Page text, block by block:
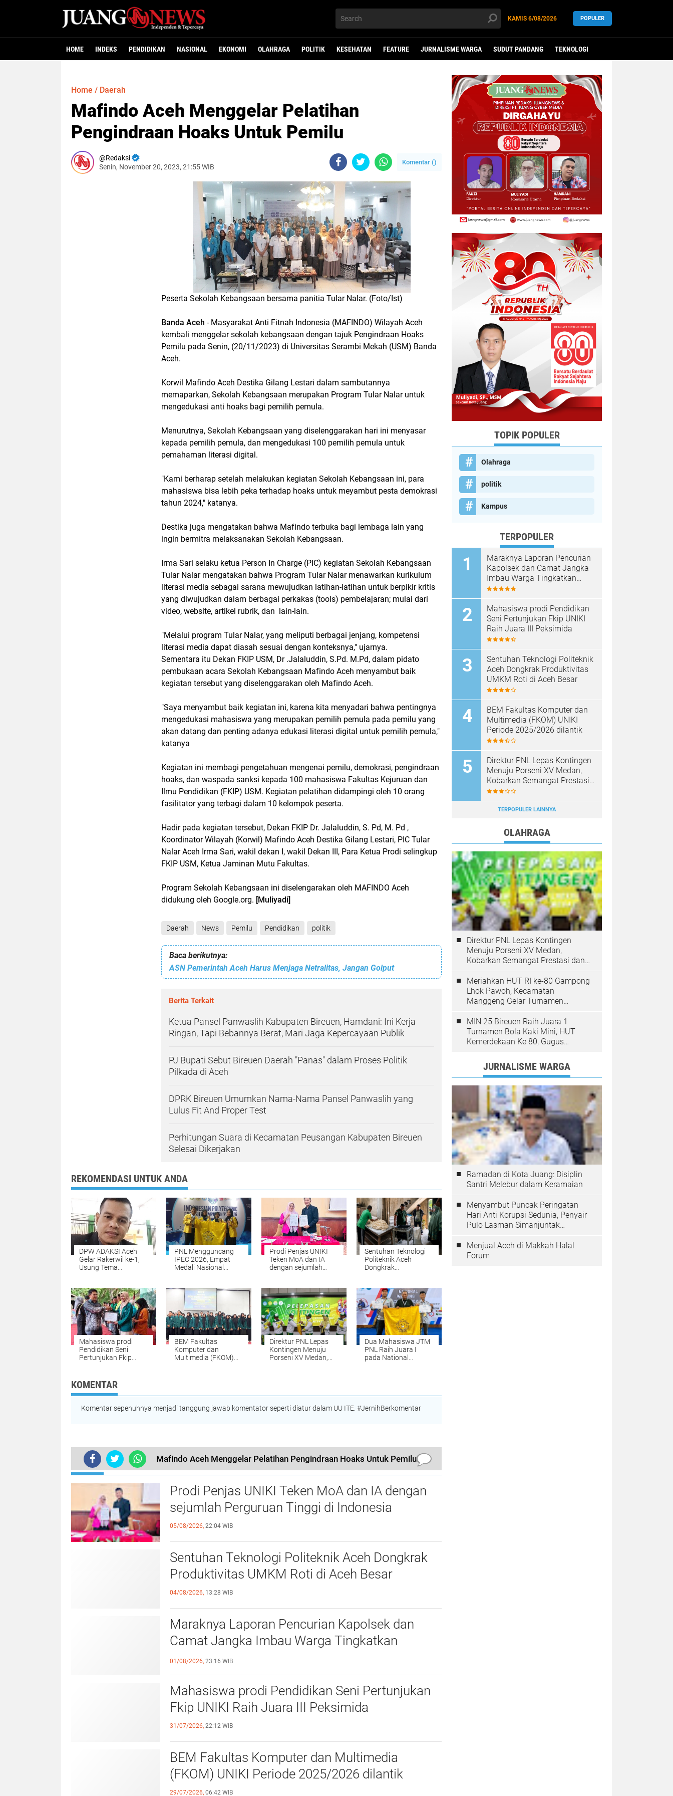
KAMIS 6/08/2026 POPULER
HOME INDEKS PENDIDIKAN NASIONAL EKONOMI OLAHRAGA POLITIK KESEHATAN FEATURE JURNALISME WARGA SUDUT PANDANG TEKNOLOGI
Home / Daerah
Mafindo Aceh Menggelar Pelatihan
Pengindraan Hoaks Untuk Pemilu
Redaksi
Senin, November 20, 2023, 21:55 WIB
Komentar ()
Peserta Sekolah Kebangsaan bersama panitia Tular Nalar. (Foto/Ist)
Banda Aceh - Masyarakat Anti Fitnah Indonesia (MAFINDO) Wilayah Aceh
kembali menggelar sekolah kebangsaan dengan tajuk Pengindraan Hoaks
Pemilu pada Senin, (20/11/2023) di Universitas Serambi Mekah (USM) Banda
Aceh.
Korwil Mafindo Aceh Destika Gilang Lestari dalam sambutannya
memaparkan, Sekolah Kebangsaan merupakan Program Tular Nalar untuk
mengedukasi anti hoaks bagi pemilih pemula.
Menurutnya, Sekolah Kebangsaan yang diselenggarakan hari ini menyasar
kepada pemilih pemula, dan mengedukasi 100 pemilih pemula untuk
pemahaman literasi digital.
"Kami berharap setelah melakukan kegiatan Sekolah Kebangsaan ini, para
mahasiswa bisa lebih peka terhadap hoaks untuk meyambut pesta demokrasi
tahun 2024," katanya.
Destika juga mengatakan bahwa Mafindo terbuka bagi lembaga lain yang
ingin bermitra melaksanakan Sekolah Kebangsaan.
Irma Sari selaku ketua Person In Charge (PIC) kegiatan Sekolah Kebangsaan
Tular Nalar mengatakan bahwa Program Tular Nalar menawarkan kurikulum
literasi media sebagai sarana mewujudkan latihan-latihan untuk berpikir kritis
yang diwujudkan dalam berbagai perkakas (tools) pembelajaran; mulai dari
video, website, artikel rubrik, dan lain-lain.
"Melalui program Tular Nalar, yang meliputi berbagai jenjang, kompetensi
literasi media dapat diasah sesuai dengan konteksnya," ujarnya.
Sementara itu Dekan FKIP USM, Dr .Jalaluddin, S.Pd. M.Pd, dalam pidato
pembukaan acara Sekolah Kebangsaan Mafindo Aceh menyambut baik
kegiatan tersebut yang diselenggarakan oleh Mafindo Aceh.
"Saya menyambut baik kegiatan ini, karena kita menyadari bahwa pentingnya
mengedukasi mahasiswa yang merupakan pemilih pemula pada pemilu yang
akan datang dan penting adanya edukasi literasi digital untuk pemilih pemula,"
katanya
Kegiatan ini membagi pengetahuan mengenai pemilu, demokrasi, pengindraan
hoaks, dan waspada sanksi kepada 100 mahasiswa Fakultas Kejuruan dan
Ilmu Pendidikan (FKIP) USM. Kegiatan pelatihan didampingi oleh 10 orang
fasilitator yang terbagi dalam 10 kelompok peserta.
Hadir pada kegiatan tersebut, Dekan FKIP Dr. Jalaluddin, S. Pd, M. Pd ,
Koordinator Wilayah (Korwil) Mafindo Aceh Destika Gilang Lestari, PIC Tular
Nalar Aceh Irma Sari, wakil dekan I, wakil Dekan III, Para Ketua Prodi selingkup
FKIP USM, Ketua Jaminan Mutu Fakultas.
Program Sekolah Kebangsaan ini diselengarakan oleh MAFINDO Aceh
didukung oleh Google.org. [Muliyadi]
Daerah News Pemilu Pendidikan politik
Baca berikutnya:
ASN Pemerintah Aceh Harus Menjaga Netralitas, Jangan Golput
Berita Terkait
Ketua Pansel Panwaslih Kabupaten Bireuen, Hamdani: Ini Kerja
Ringan, Tapi Bebannya Berat, Mari Jaga Kepercayaan Publik
PJ Bupati Sebut Bireuen Daerah "Panas" dalam Proses Politik
Pilkada di Aceh
DPRK Bireuen Umumkan Nama-Nama Pansel Panwaslih yang
Lulus Fit And Proper Test
Perhitungan Suara di Kecamatan Peusangan Kabupaten Bireuen
Selesai Dikerjakan
REKOMENDASI UNTUK ANDA
DPW ADAKSI Aceh
Gelar Rakerwil ke-1,
Usung Tema
Organisasi
PNL Mengguncang
IPEC 2026, Empat
Medali Nasional
Prodi Penjas UNIKI
Teken MoA dan IA
dengan sejumlah
Sentuhan Teknologi
Politeknik Aceh
Dongkrak
Mahasiswa prodi
Pendidikan Seni
Pertunjukan Fkip
BEM Fakultas
Komputer dan
Multimedia (FKOM)
Direktur PNL Lepas
Kontingen Menuju
Porseni XV Medan,
Dua Mahasiswa JTM
PNL Raih Juara I
pada National
KOMENTAR
Komentar sepenuhnya menjadi tanggung jawab komentator seperti diatur dalam UU ITE. #JernihBerkomentar
Mafindo Aceh Menggelar Pelatihan Pengindraan Hoaks Untuk Pemilu
TERKINI
Prodi Penjas UNIKI Teken MoA dan IA dengan
sejumlah Perguruan Tinggi di Indonesia
05/08/2026, 22:04 WIB
Sentuhan Teknologi Politeknik Aceh Dongkrak
Produktivitas UMKM Roti di Aceh Besar
04/08/2026, 13:28 WIB
Maraknya Laporan Pencurian Kapolsek dan
Camat Jangka Imbau Warga Tingkatkan
Kewaspadaan
01/08/2026, 23:16 WIB
Mahasiswa prodi Pendidikan Seni Pertunjukan
Fkip UNIKI Raih Juara III Peksimida
31/07/2026, 22:12 WIB
BEM Fakultas Komputer dan Multimedia
(FKOM) UNIKI Periode 2025/2026 dilantik
29/07/2026, 06:42 WIB
TOPIK POPULER
Olahraga
politik
Kampus
TERPOPULER
Maraknya Laporan Pencurian
Kapolsek dan Camat Jangka
Imbau Warga Tingkatkan
Kewaspadaan
Mahasiswa prodi Pendidikan
Seni Pertunjukan Fkip UNIKI
Raih Juara III Peksimida
Sentuhan Teknologi Politeknik
Aceh Dongkrak Produktivitas
UMKM Roti di Aceh Besar
BEM Fakultas Komputer dan
Multimedia (FKOM) UNIKI
Periode 2025/2026 dilantik
Direktur PNL Lepas Kontingen
Menuju Porseni XV Medan,
Kobarkan Semangat Prestasi
dan Sportivitas
TERPOPULER LAINNYA
OLAHRAGA
Direktur PNL Lepas Kontingen
Menuju Porseni XV Medan,
Kobarkan Semangat Prestasi dan
Meriahkan HUT RI ke-80 Gampong
Lhok Pawoh, Kecamatan
Manggeng Gelar Turnamen
MIN 25 Bireuen Raih Juara 1
Turnamen Bola Kaki Mini, HUT
Kemerdekaan Ke 80, Gugus
JURNALISME WARGA
Ramadan di Kota Juang: Disiplin
Santri Melebur dalam Keramaian
Menyambut Puncak Peringatan
Hari Anti Korupsi Sedunia, Penyair
Pulo Lasman Simanjuntak
Korupsi di Indonesia
Menjual Aceh di Makkah Halal
Forum